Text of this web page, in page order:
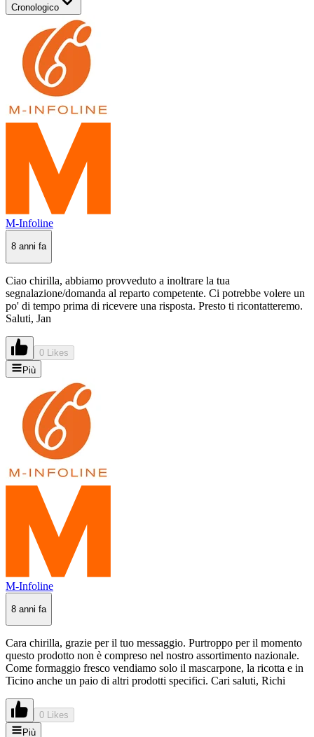
Cronologico
M-Infoline
8 anni fa
Ciao chirilla, abbiamo provveduto a inoltrare la tua
segnalazione/domanda al reparto competente. Ci potrebbe volere un
po' di tempo prima di ricevere una risposta. Presto ti ricontatteremo.
Saluti, Jan
0 Likes
Più
M-Infoline
8 anni fa
Cara chirilla, grazie per il tuo messaggio. Purtroppo per il momento
questo prodotto non è compreso nel nostro assortimento nazionale.
Come formaggio fresco vendiamo solo il mascarpone, la ricotta e in
Ticino anche un paio di altri prodotti specifici. Cari saluti, Richi
0 Likes
Più